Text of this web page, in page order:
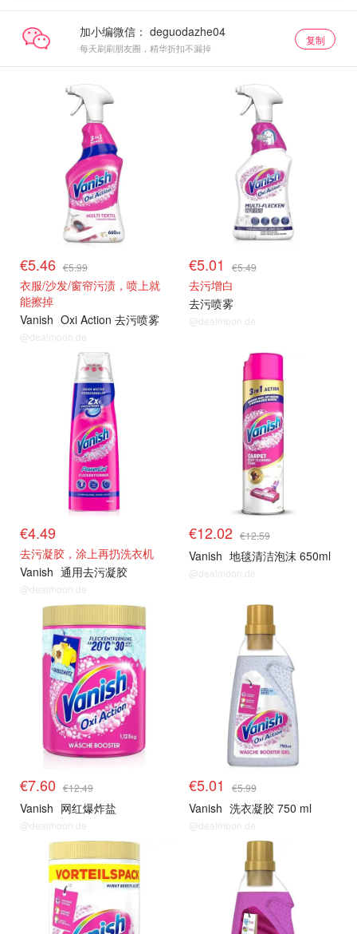
加小编微信：
每天刷刷朋友圈，精华折扣不漏掉
复制
€5.46 €5.99
衣服/沙发/窗帘污渍，喷上就
能擦掉
Vanish Oxi Action 去污喷雾
@dealmoon.de
€5.01 €5.49
去污增白
去污喷雾
@dealmoon.de
€4.49
去污凝胶，涂上再扔洗衣机
Vanish 通用去污凝胶
@dealmoon.de
€12.02 €12.59
Vanish 地毯清洁泡沫 650ml
@dealmoon.de
€7.60 €12.49
Vanish 网红爆炸盐
@dealmoon.de
€5.01 €5.99
Vanish 洗衣凝胶 750 ml
@dealmoon.de